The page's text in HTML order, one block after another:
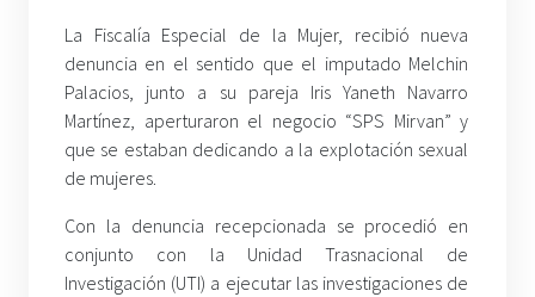
La Fiscalía Especial de la Mujer, recibió nueva
denuncia en el sentido que el imputado Melchin
Palacios, junto a su pareja Iris Yaneth Navarro
Martínez, aperturaron el negocio “SPS Mirvan” y
que se estaban dedicando a la explotación sexual
de mujeres.
Con la denuncia recepcionada se procedió en
conjunto con la Unidad Trasnacional de
Investigación (UTI) a ejecutar las investigaciones de